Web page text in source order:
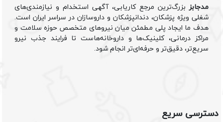
مدجابزبزرگ‌ترین مرجع کاریابی، آگهی استخدام و نیازمندی‌های
شغلی ویژه پزشکان، دندانپزشکان و داروسازان در سراسر ایران است.
هدف ما ایجاد پلی مطمئن میان نیروهای متخصص حوزه سلامت و
مراکز درمانی، کلینیک‌ها و داروخانه‌هاست تا فرایند جذب نیرو
سریع‌تر، دقیق‌تر و حرفه‌ای‌تر انجام شود.
دسترسی سریع